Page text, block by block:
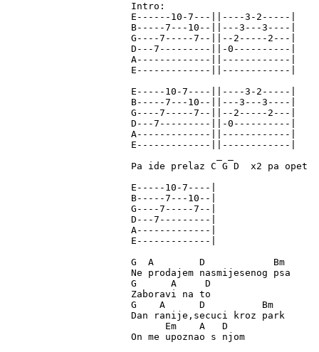
Intro:
E------10-7---||----3-2-----|
B-----7---10--||---3---3----|
G----7-----7--||--2-----2---|
D---7---------||-0----------|
A-------------||------------|
E-------------||------------|
E-----10-7----||----3-2-----|
B-----7---10--||---3---3----|
G----7-----7--||--2-----2---|
D---7---------||-0----------|
A-------------||------------|
E-------------||------------|
Pa ide prelaz C G D  x2 pa opet
E-----10-7----|
B-----7---10--|
G----7-----7--|
D---7---------|
A-------------|
E-------------|
G  A        D            Bm
Ne prodajem nasmijesenog psa
G      A     D
Zaboravi na to
G    A      D          Bm
Dan ranije,secuci kroz park
      Em    A   D
On me upoznao s njom